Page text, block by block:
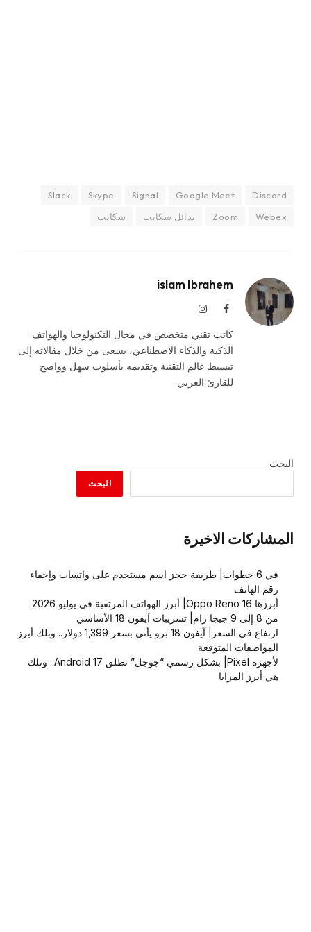
Discord
Google Meet
Signal
Skype
Slack
Webex
Zoom بدائل سكايب سكايب
islam Ibrahem
فيسبوكالانستغرام
كاتب تقني متخصص في مجال التكنولوجيا والهواتف
الذكية والذكاء الاصطناعي، يسعى من خلال مقالاته إلى
تبسيط عالم التقنية وتقديمه بأسلوب سهل وواضح
للقارئ العربي.
البحث
البحث
المشاركات الاخيرة
في 6 خطوات| طريقة حجز اسم مستخدم على واتساب وإخفاء
رقم الهاتف
أبرزها Oppo Reno 16| أبرز الهواتف المرتقبة في يوليو 2026
من 8 إلى 9 جيجا رام| تسريبات آيفون 18 الأساسي
ارتفاع في السعر| آيفون 18 برو يأتي بسعر 1,399 دولار.. وتِلك أبرز
المواصفات المتوقعة
لأجهزة Pixel| بشكل رسمي “جوجل” تطلق Android 17.. وتلك
هي أبرز المزايا